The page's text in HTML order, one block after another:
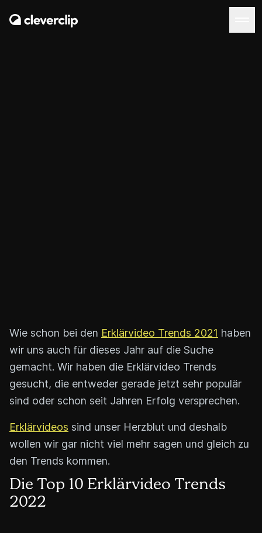
Wie schon bei den Erklärvideo Trends 2021 haben
wir uns auch für dieses Jahr auf die Suche
gemacht. Wir haben die Erklärvideo Trends
gesucht, die entweder gerade jetzt sehr populär
sind oder schon seit Jahren Erfolg versprechen.
Erklärvideos sind unser Herzblut und deshalb
wollen wir gar nicht viel mehr sagen und gleich zu
den Trends kommen.
Die Top 10 Erklärvideo Trends
2022